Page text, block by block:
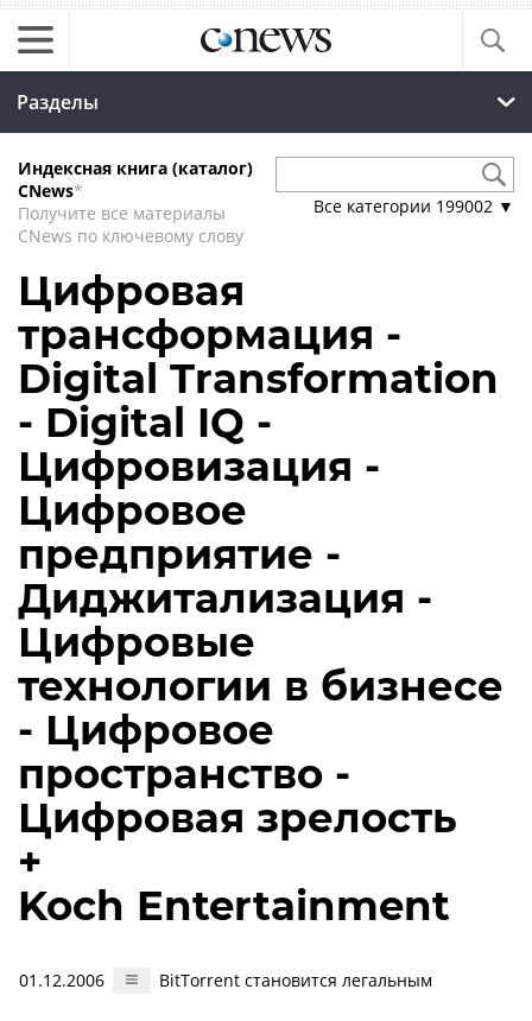
Разделы
Индексная книга (каталог)
CNews*
Получите все материалы
CNews по ключевому слову
Все категории 199002 ▼
Цифровая
трансформация -
Digital Transformation
- Digital IQ -
Цифровизация -
Цифровое
предприятие -
Диджитализация -
Цифровые
технологии в бизнесе
- Цифровое
пространство -
Цифровая зрелость
+
Koch Entertainment
01.12.2006 BitTorrent становится легальным